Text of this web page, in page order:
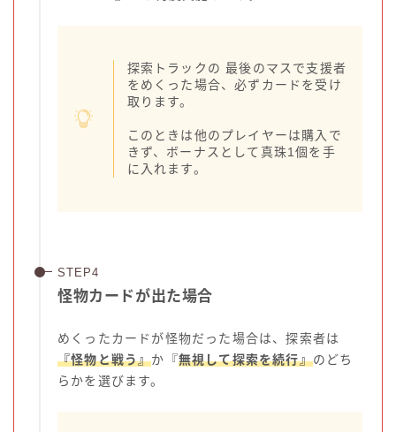
探索トラックの 最後のマスで支援者
をめくった場合、必ずカードを受け
取ります。
このときは他のプレイヤーは購入で
きず、ボーナスとして真珠1個を手
に入れます。
怪物カードが出た場合
めくったカードが怪物だった場合は、探索者は
『怪物と戦う』か『無視して探索を続行』のどち
らかを選びます。